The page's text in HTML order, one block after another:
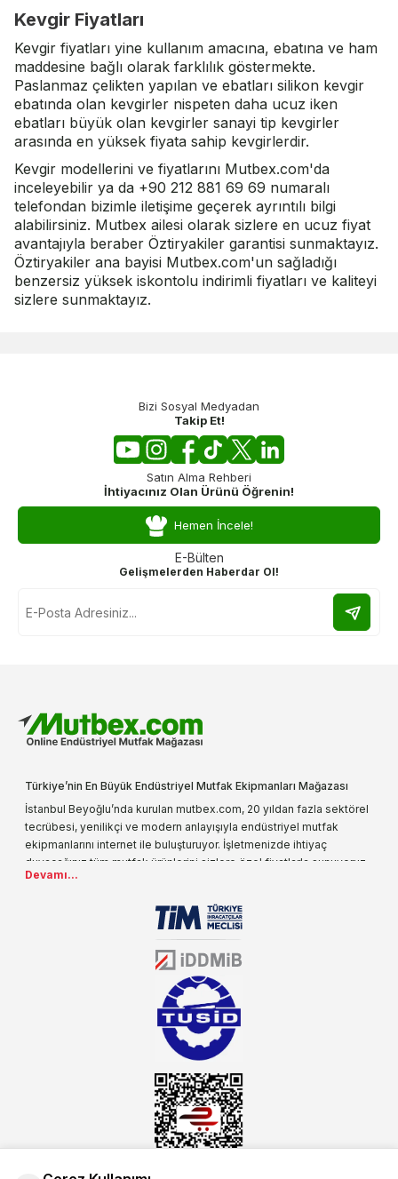
Kevgir Fiyatları
Kevgir fiyatları yine kullanım amacına, ebatına ve ham
maddesine bağlı olarak farklılık göstermekte.
Paslanmaz çelikten yapılan ve ebatları silikon kevgir
ebatında olan kevgirler nispeten daha ucuz iken
ebatları büyük olan kevgirler sanayi tip kevgirler
arasında en yüksek fiyata sahip kevgirlerdir.
Kevgir modellerini ve fiyatlarını Mutbex.com'da
inceleyebilir ya da +90 212 881 69 69 numaralı
telefondan bizimle iletişime geçerek ayrıntılı bilgi
alabilirsiniz. Mutbex ailesi olarak sizlere en ucuz fiyat
avantajıyla beraber Öztiryakiler garantisi sunmaktayız.
Öztiryakiler ana bayisi Mutbex.com'un sağladığı
benzersiz yüksek iskontolu indirimli fiyatları ve kaliteyi
sizlere sunmaktayız.
Bizi Sosyal Medyadan
Takip Et!
Satın Alma Rehberi
İhtiyacınız Olan Ürünü Öğrenin!
Hemen İncele!
E-Bülten
Gelişmelerden Haberdar Ol!
Türkiye’nin En Büyük Endüstriyel Mutfak Ekipmanları Mağazası
İstanbul Beyoğlu’nda kurulan mutbex.com, 20 yıldan fazla sektörel
tecrübesi, yenilikçi ve modern anlayışıyla endüstriyel mutfak
ekipmanlarını internet ile buluşturuyor. İşletmenizde ihtiyaç
duyacağınız tüm mutfak ürünlerini sizlere özel fiyatlarla sunuyoruz.
Endüstriyel mutfak malzemesi deyince akla gelen ilk adreslerden
sektörün farklı alanlarında da faliyet gösteren mutbex.com,
Öztiryakiler resmi bayisidir. Öztiryakiler ürünleri üzerinde büyük bir
donanıma sahip ekibi ile müşterilerine koşulsuz destek sunan
mutbex.com ile endüstriyel mutfak malzemeleri konusunda
alacağınız hizmet standartların her zaman üstünde olacaktır.
Devamı...